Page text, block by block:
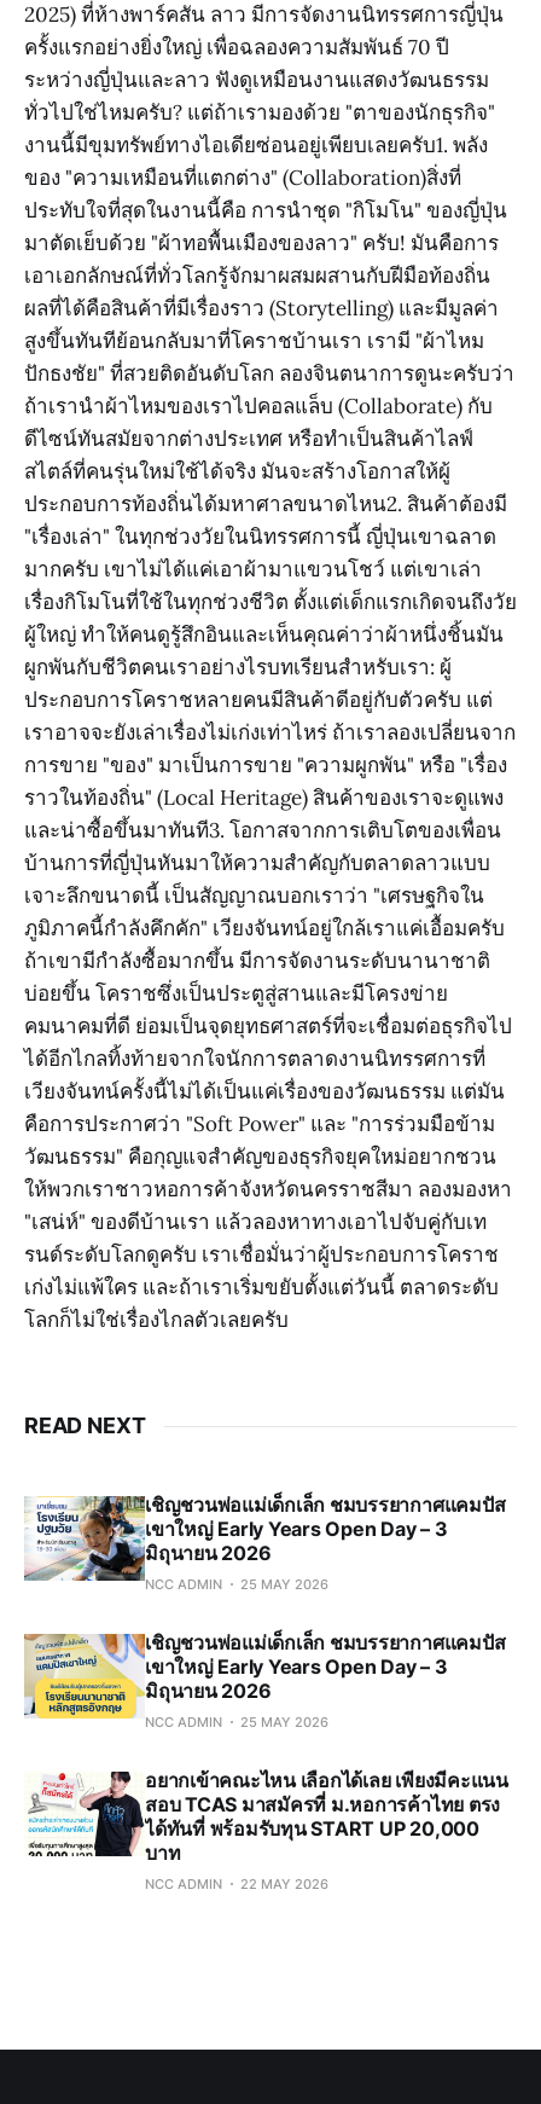
2025) ที่ห้างพาร์คสัน ลาว มีการจัดงานนิทรรศการญี่ปุ่น
ครั้งแรกอย่างยิ่งใหญ่ เพื่อฉลองความสัมพันธ์ 70 ปี
ระหว่างญี่ปุ่นและลาว ฟังดูเหมือนงานแสดงวัฒนธรรม
ทั่วไปใช่ไหมครับ? แต่ถ้าเรามองด้วย "ตาของนักธุรกิจ"
งานนี้มีขุมทรัพย์ทางไอเดียซ่อนอยู่เพียบเลยครับ​1. พลัง
ของ "ความเหมือนที่แตกต่าง" (Collaboration)​สิ่งที่
ประทับใจที่สุดในงานนี้คือ การนำชุด "กิโมโน" ของญี่ปุ่น
มาตัดเย็บด้วย "ผ้าทอพื้นเมืองของลาว" ครับ! มันคือการ
เอาเอกลักษณ์ที่ทั่วโลกรู้จักมาผสมผสานกับฝีมือท้องถิ่น
ผลที่ได้คือสินค้าที่มีเรื่องราว (Storytelling) และมีมูลค่า
สูงขึ้นทันที​ย้อนกลับมาที่โคราชบ้านเรา เรามี "ผ้าไหม
ปักธงชัย" ที่สวยติดอันดับโลก ลองจินตนาการดูนะครับว่า
ถ้าเรานำผ้าไหมของเราไปคอลแล็บ (Collaborate) กับ
ดีไซน์ทันสมัยจากต่างประเทศ หรือทำเป็นสินค้าไลฟ์
สไตล์ที่คนรุ่นใหม่ใช้ได้จริง มันจะสร้างโอกาสให้ผู้
ประกอบการท้องถิ่นได้มหาศาลขนาดไหน​2. สินค้าต้องมี
"เรื่องเล่า" ในทุกช่วงวัย​ในนิทรรศการนี้ ญี่ปุ่นเขาฉลาด
มากครับ เขาไม่ได้แค่เอาผ้ามาแขวนโชว์ แต่เขาเล่า
เรื่องกิโมโนที่ใช้ในทุกช่วงชีวิต ตั้งแต่เด็กแรกเกิดจนถึงวัย
ผู้ใหญ่ ทำให้คนดูรู้สึกอินและเห็นคุณค่าว่าผ้าหนึ่งชิ้นมัน
ผูกพันกับชีวิตคนเราอย่างไร​บทเรียนสำหรับเรา: ผู้
ประกอบการโคราชหลายคนมีสินค้าดีอยู่กับตัวครับ แต่
เราอาจจะยังเล่าเรื่องไม่เก่งเท่าไหร่ ถ้าเราลองเปลี่ยนจาก
การขาย "ของ" มาเป็นการขาย "ความผูกพัน" หรือ "เรื่อง
ราวในท้องถิ่น" (Local Heritage) สินค้าของเราจะดูแพง
และน่าซื้อขึ้นมาทันที​3. โอกาสจากการเติบโตของเพื่อน
บ้าน​การที่ญี่ปุ่นหันมาให้ความสำคัญกับตลาดลาวแบบ
เจาะลึกขนาดนี้ เป็นสัญญาณบอกเราว่า "เศรษฐกิจใน
ภูมิภาคนี้กำลังคึกคัก" เวียงจันทน์อยู่ใกล้เราแค่เอื้อมครับ
ถ้าเขามีกำลังซื้อมากขึ้น มีการจัดงานระดับนานาชาติ
บ่อยขึ้น โคราชซึ่งเป็นประตูสู่สานและมีโครงข่าย
คมนาคมที่ดี ย่อมเป็นจุดยุทธศาสตร์ที่จะเชื่อมต่อธุรกิจไป
ได้อีกไกล​ทิ้งท้ายจากใจนักการตลาดงานนิทรรศการที่
เวียงจันทน์ครั้งนี้ไม่ได้เป็นแค่เรื่องของวัฒนธรรม แต่มัน
คือการประกาศว่า "Soft Power" และ "การร่วมมือข้าม
วัฒนธรรม" คือกุญแจสำคัญของธุรกิจยุคใหม่​อยากชวน
ให้พวกเราชาวหอการค้าจังหวัดนครราชสีมา ลองมองหา
"เสน่ห์" ของดีบ้านเรา แล้วลองหาทางเอาไปจับคู่กับเท
รนด์ระดับโลกดูครับ เราเชื่อมั่นว่าผู้ประกอบการโคราช
เก่งไม่แพ้ใคร และถ้าเราเริ่มขยับตั้งแต่วันนี้ ตลาดระดับ
โลกก็ไม่ใช่เรื่องไกลตัวเลยครับ
READ NEXT
เชิญชวนพ่อแม่เด็กเล็ก ชมบรรยากาศแคมปัส
เขาใหญ่ Early Years Open Day – 3
มิถุนายน 2026
NCC ADMIN 25 MAY 2026
เชิญชวนพ่อแม่เด็กเล็ก ชมบรรยากาศแคมปัส
เขาใหญ่ Early Years Open Day – 3
มิถุนายน 2026
NCC ADMIN 25 MAY 2026
อยากเข้าคณะไหน เลือกได้เลย เพียงมีคะแนน
สอบ TCAS มาสมัครที่ ม.หอการค้าไทย ตรง
ได้ทันที่ พร้อมรับทุน START UP 20,000
บาท
NCC ADMIN 22 MAY 2026